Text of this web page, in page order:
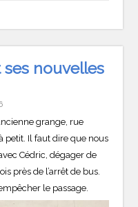
nouvelles
grange, rue
petit. Il faut dire que nous
Cédric, dégager de
près de l’arrêt de bus.
le passage.